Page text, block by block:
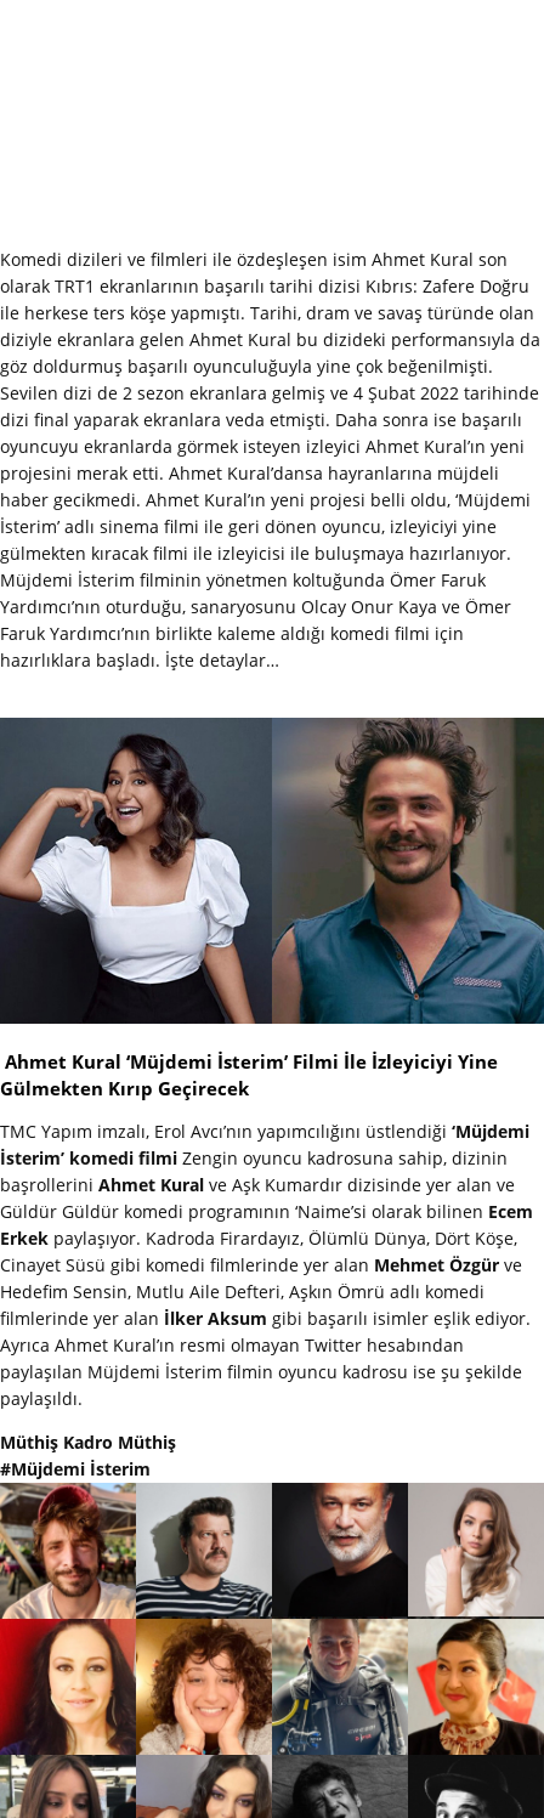
Komedi dizileri ve filmleri ile özdeşleşen isim Ahmet Kural son
olarak TRT1 ekranlarının başarılı tarihi dizisi Kıbrıs: Zafere Doğru
ile herkese ters köşe yapmıştı. Tarihi, dram ve savaş türünde olan
diziyle ekranlara gelen Ahmet Kural bu dizideki performansıyla da
göz doldurmuş başarılı oyunculuğuyla yine çok beğenilmişti.
Sevilen dizi de 2 sezon ekranlara gelmiş ve 4 Şubat 2022 tarihinde
dizi final yaparak ekranlara veda etmişti. Daha sonra ise başarılı
oyuncuyu ekranlarda görmek isteyen izleyici Ahmet Kural’ın yeni
projesini merak etti. Ahmet Kural’dansa hayranlarına müjdeli
haber gecikmedi. Ahmet Kural’ın yeni projesi belli oldu, ‘Müjdemi
İsterim’ adlı sinema filmi ile geri dönen oyuncu, izleyiciyi yine
gülmekten kıracak filmi ile izleyicisi ile buluşmaya hazırlanıyor.
Müjdemi İsterim filminin yönetmen koltuğunda Ömer Faruk
Yardımcı’nın oturduğu, sanaryosunu Olcay Onur Kaya ve Ömer
Faruk Yardımcı’nın birlikte kaleme aldığı komedi filmi için
hazırlıklara başladı. İşte detaylar…
Ahmet Kural ‘Müjdemi İsterim’ Filmi İle İzleyiciyi Yine
Gülmekten Kırıp Geçirecek
TMC Yapım imzalı, Erol Avcı’nın yapımcılığını üstlendiği ‘Müjdemi
İsterim’ komedi filmi Zengin oyuncu kadrosuna sahip, dizinin
başrollerini Ahmet Kural ve Aşk Kumardır dizisinde yer alan ve
Güldür Güldür komedi programının ‘Naime’si olarak bilinen Ecem
Erkek paylaşıyor. Kadroda Firardayız, Ölümlü Dünya, Dört Köşe,
Cinayet Süsü gibi komedi filmlerinde yer alan Mehmet Özgür ve
Hedefim Sensin, Mutlu Aile Defteri, Aşkın Ömrü adlı komedi
filmlerinde yer alan İlker Aksum gibi başarılı isimler eşlik ediyor.
Ayrıca Ahmet Kural’ın resmi olmayan Twitter hesabından
paylaşılan Müjdemi İsterim filmin oyuncu kadrosu ise şu şekilde
paylaşıldı.
Müthiş Kadro Müthiş
#Müjdemi İsterim